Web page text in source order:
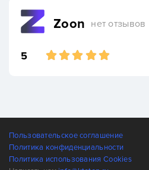
Zoon нет отзывов
5
Пользовательское соглашение
Политика конфиденциальности
Политика использования Cookies